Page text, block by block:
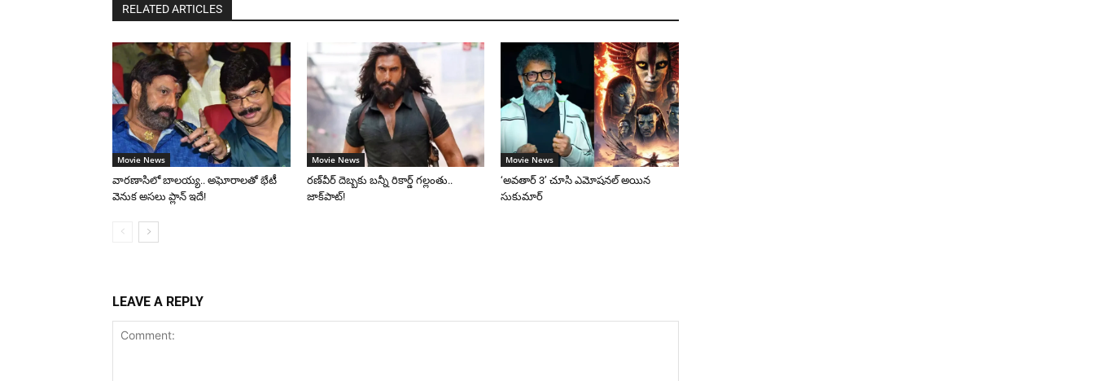
RELATED ARTICLES
Movie News
వారణాసిలో బాలయ్య.. అఘోరాలతో భేటీ
వెనుక అసలు ప్లాన్ ఇదే!
Movie News
రణ్‌వీర్ దెబ్బకు బన్నీ రికార్డ్ గల్లంతు..
జాక్‌పాట్!
Movie News
‘అవతార్ 3’ చూసి ఎమోషనల్ అయిన
సుకుమార్
LEAVE A REPLY